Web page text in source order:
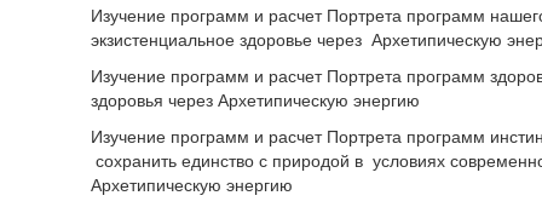
Изучение программ и расчет Портрета программ
экзистенциальное здоровье через Архетипическую
Изучение программ и расчет Портрета программ
здоровья через Архетипическую энергию
Изучение программ и расчет Портрета программ
сохранить единство с природой в условиях
Архетипическую энергию